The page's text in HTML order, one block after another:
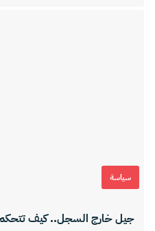
سياسة
جيل خارج السجل.. كيف تتحكم